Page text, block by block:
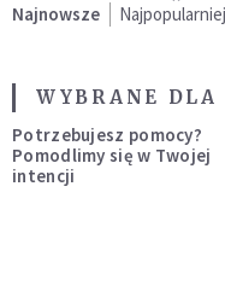
Najnowsze
WYBRANE
Potrzebujesz pomocy?
Pomodlimy się w Twojej
intencji